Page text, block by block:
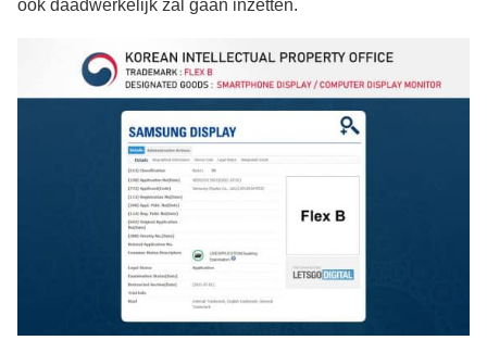
ook daadwerkelijk zal gaan inzetten.